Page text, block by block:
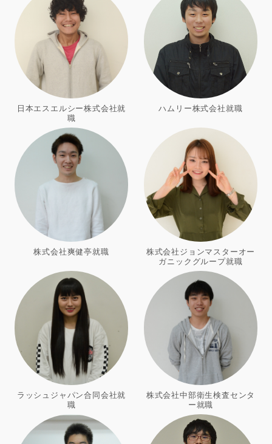
日本エスエルシー株式会社就
職
ハムリー株式会社就職
株式会社爽健亭就職
株式会社ジョンマスターオー
ガニックグループ就職
ラッシュジャパン合同会社就
職
株式会社中部衛生検査センタ
ー就職